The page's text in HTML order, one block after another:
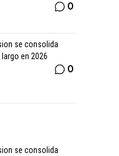
0
se consolida
en 2026
0
se consolida